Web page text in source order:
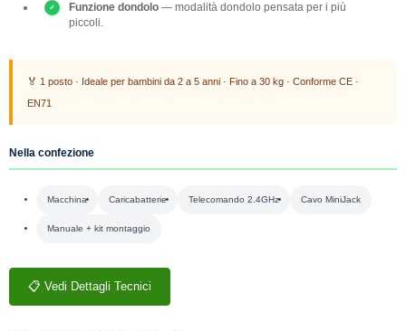
Funzione dondolo — modalità dondolo pensata per i più
piccoli.
🏅 1 posto · Ideale per bambini da 2 a 5 anni · Fino a 30 kg · Conforme CE ·
EN71
Nella confezione
Macchina Caricabatterie Telecomando 2.4GHz Cavo MiniJack
Manuale + kit montaggio
📋 Vedi Dettagli Tecnici